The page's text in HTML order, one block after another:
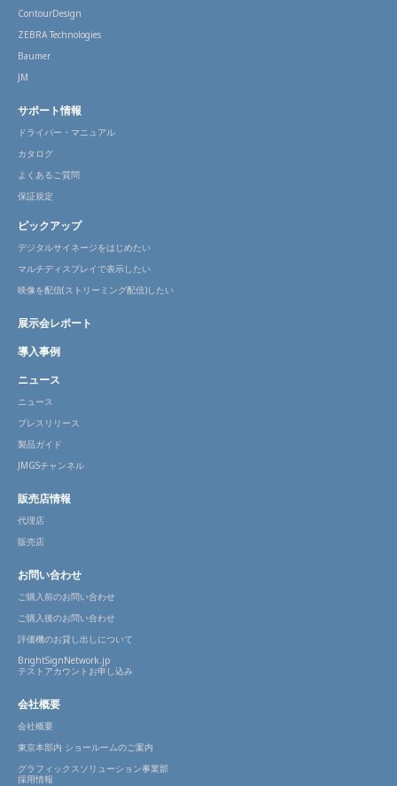
ContourDesign
ZEBRA Technologies
Baumer
JM
サポート情報
ドライバー・マニュアル
カタログ
よくあるご質問
保証規定
ピックアップ
デジタルサイネージをはじめたい
マルチディスプレイで表示したい
映像を配信(ストリーミング配信)したい
展示会レポート
導入事例
ニュース
ニュース
プレスリリース
製品ガイド
JMGSチャンネル
販売店情報
代理店
販売店
お問い合わせ
ご購入前のお問い合わせ
ご購入後のお問い合わせ
評価機のお貸し出しについて
BrightSignNetwork.jp
テストアカウントお申し込み
会社概要
会社概要
東京本部内 ショールームのご案内
グラフィックスソリューション事業部
採用情報